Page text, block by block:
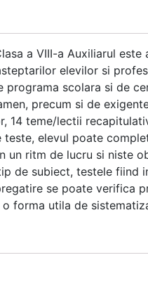
a VIII-a Auxiliarul
elevilor si
scolara si de
precum si de
14 teme/lectii
elevul poate
un ritm de lucru si niste
de subiect, testele
se poate verifica
forma utila de